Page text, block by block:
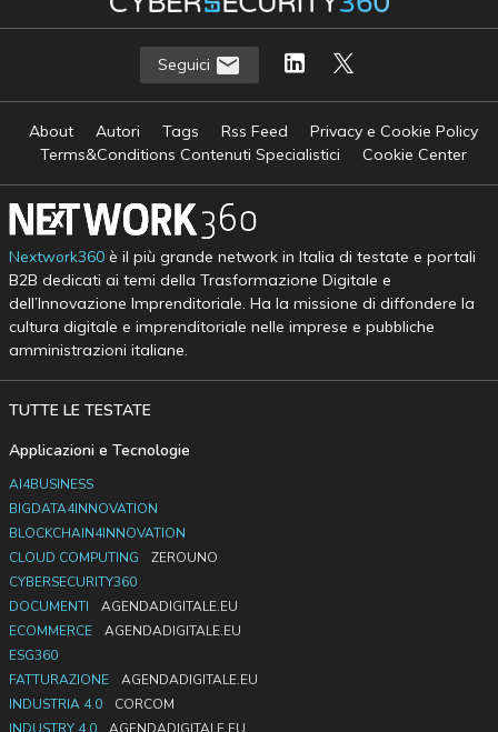
Seguici
About Autori Tags Rss Feed
Privacy e Cookie Policy
Terms&Conditions Contenuti Specialistici
Cookie Center
Nextwork360è il più grande network in Italia di testate e portali
B2B dedicati ai temi della Trasformazione Digitale e
dell’Innovazione Imprenditoriale. Ha la missione di diffondere la
cultura digitale e imprenditoriale nelle imprese e pubbliche
amministrazioni italiane.
TUTTE LE TESTATE
Applicazioni e Tecnologie
AI4BUSINESS
BIGDATA4INNOVATION
BLOCKCHAIN4INNOVATION
CLOUD COMPUTING
ZEROUNO
CYBERSECURITY360
DOCUMENTI
AGENDADIGITALE.EU
ECOMMERCE
AGENDADIGITALE.EU
ESG360
FATTURAZIONE
AGENDADIGITALE.EU
INDUSTRIA 4.0
CORCOM